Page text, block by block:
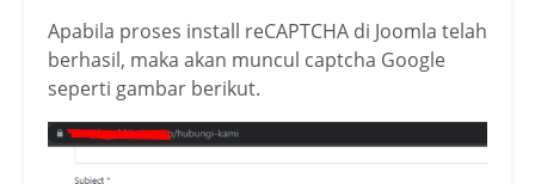
Apabila proses install reCAPTCHA di Joomla telah
berhasil, maka akan muncul captcha Google
seperti gambar berikut.